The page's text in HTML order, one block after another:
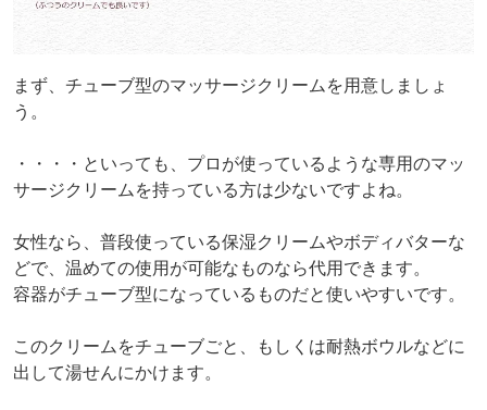
まず、チューブ型のマッサージクリームを用意しましょ
う。
・・・・といっても、プロが使っているような専用のマッ
サージクリームを持っている方は少ないですよね。
女性なら、普段使っている保湿クリームやボディバターな
どで、温めての使用が可能なものなら代用できます。
容器がチューブ型になっているものだと使いやすいです。
このクリームをチューブごと、もしくは耐熱ボウルなどに
出して湯せんにかけます。